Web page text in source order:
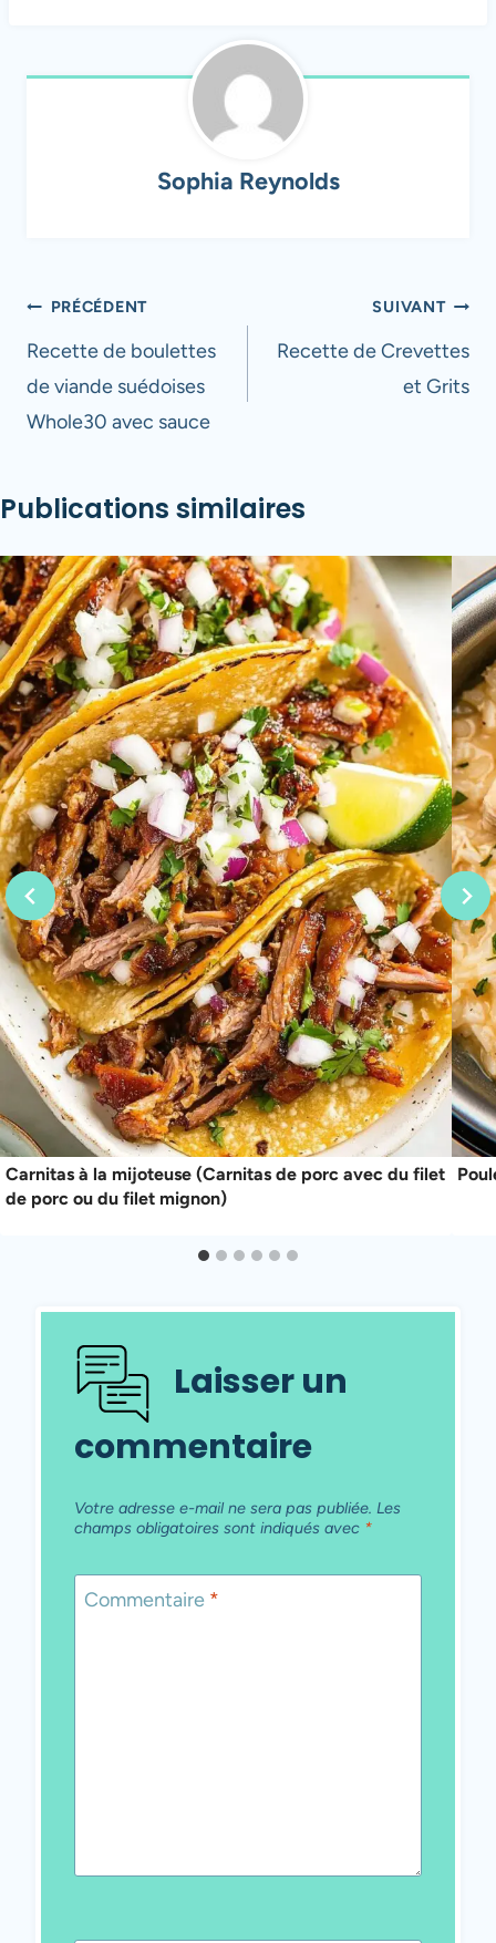
Sophia Reynolds
Navigation
de
l’article
PRÉCÉDENT
Recette de boulettes
de viande suédoises
Whole30 avec sauce
SUIVANT
Recette de Crevettes
et Grits
Publications similaires
Carnitas à la mijoteuse (Carnitas de porc avec du filet
de porc ou du filet mignon)
Laisser un
commentaire
Votre adresse e-mail ne sera pas publiée. Les
champs obligatoires sont indiqués avec *
Commentaire *